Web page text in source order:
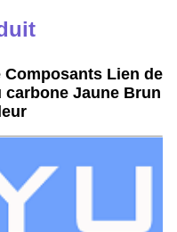
Lien de
carbone Jaune Brun